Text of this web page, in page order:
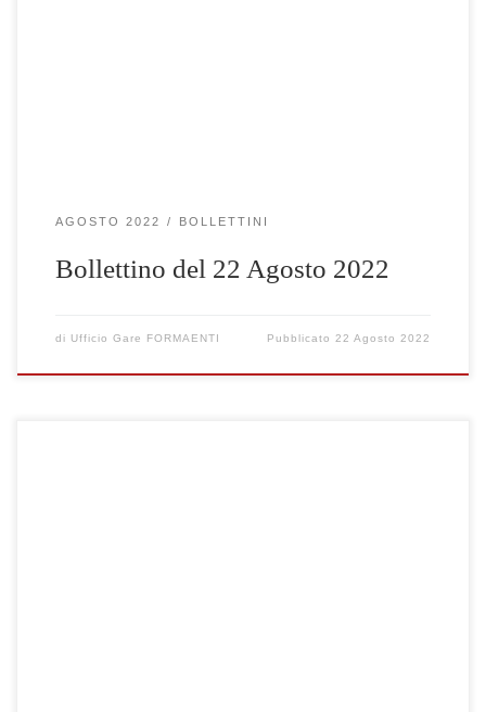
AGOSTO 2022 BOLLETTINI
Bollettino del 22 Agosto 2022
di Ufficio Gare FORMAENTI Pubblicato22 Agosto 2022